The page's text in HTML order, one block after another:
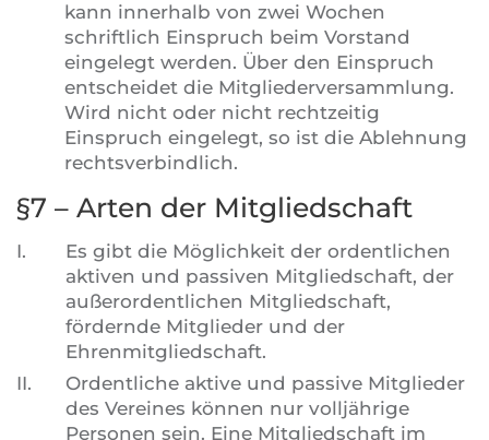
kann innerhalb von zwei Wochen
schriftlich Einspruch beim Vorstand
eingelegt werden. Über den Einspruch
entscheidet die Mitgliederversammlung.
Wird nicht oder nicht rechtzeitig
Einspruch eingelegt, so ist die Ablehnung
rechtsverbindlich.
§7 – Arten der Mitgliedschaft
I.
Es gibt die Möglichkeit der ordentlichen
aktiven und passiven Mitgliedschaft, der
außerordentlichen Mitgliedschaft,
fördernde Mitglieder und der
Ehrenmitgliedschaft.
II.
Ordentliche aktive und passive Mitglieder
des Vereines können nur volljährige
Personen sein. Eine Mitgliedschaft im